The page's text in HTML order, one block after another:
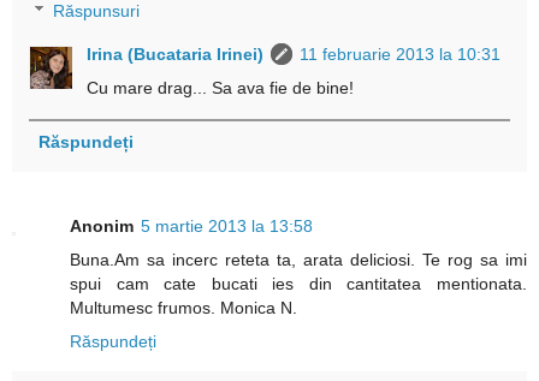
Răspunsuri
Irina (Bucataria Irinei)
11 februarie 2013 la 10:31
Cu mare drag... Sa ava fie de bine!
Răspundeți
Anonim 5 martie 2013 la 13:58
Buna.Am sa incerc reteta ta, arata deliciosi. Te rog sa imi
spui cam cate bucati ies din cantitatea mentionata.
Multumesc frumos. Monica N.
Răspundeți